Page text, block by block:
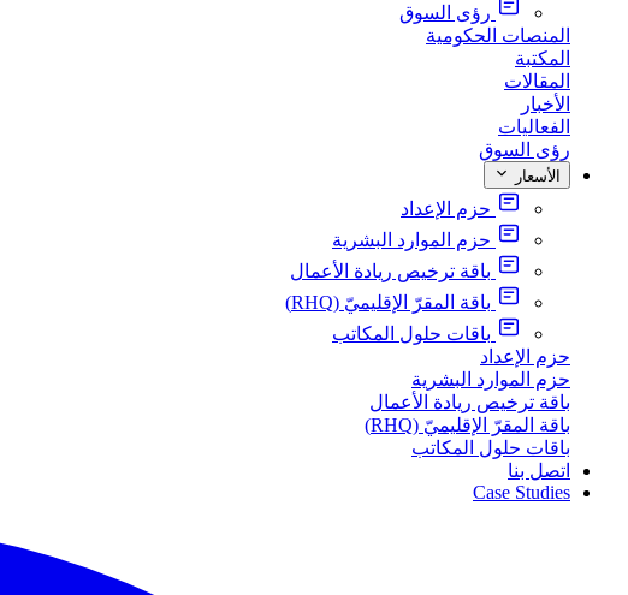
رؤى السوق
المنصات الحكومية
المكتبة
المقالات
الأخبار
الفعاليات
رؤى السوق
الأسعار
حزم الإعداد
حزم الموارد البشرية
باقة ترخيص ريادة الأعمال
باقة المقرّ الإقليميّ (RHQ)
باقات حلول المكاتب
حزم الإعداد
حزم الموارد البشرية
باقة ترخيص ريادة الأعمال
باقة المقرّ الإقليميّ (RHQ)
باقات حلول المكاتب
اتصل بنا
Case Studies